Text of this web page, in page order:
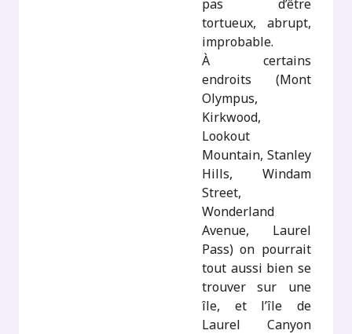
pas d’être
tortueux, abrupt,
improbable.
À certains
endroits (Mont
Olympus,
Kirkwood,
Lookout
Mountain, Stanley
Hills, Windam
Street,
Wonderland
Avenue, Laurel
Pass) on pourrait
tout aussi bien se
trouver sur une
île, et l’île de
Laurel Canyon